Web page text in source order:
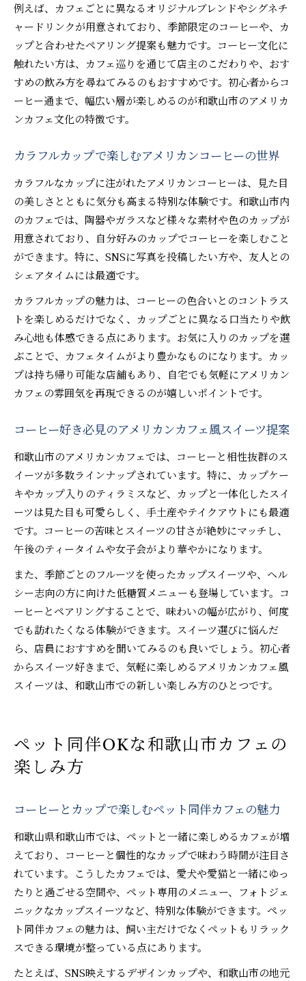
例えば、カフェごとに異なるオリジナルブレンドやシグネチ
ャードリンクが用意されており、季節限定のコーヒーや、カ
ップと合わせたペアリング提案も魅力です。コーヒー文化に
触れたい方は、カフェ巡りを通じて店主のこだわりや、おす
すめの飲み方を尋ねてみるのもおすすめです。初心者からコ
ーヒー通まで、幅広い層が楽しめるのが和歌山市のアメリカ
ンカフェ文化の特徴です。
カラフルカップで楽しむアメリカンコーヒーの世界
カラフルなカップに注がれたアメリカンコーヒーは、見た目
の美しさとともに気分も高まる特別な体験です。和歌山市内
のカフェでは、陶器やガラスなど様々な素材や色のカップが
用意されており、自分好みのカップでコーヒーを楽しむこと
ができます。特に、SNSに写真を投稿したい方や、友人との
シェアタイムには最適です。
カラフルカップの魅力は、コーヒーの色合いとのコントラス
トを楽しめるだけでなく、カップごとに異なる口当たりや飲
み心地も体感できる点にあります。お気に入りのカップを選
ぶことで、カフェタイムがより豊かなものになります。カッ
プは持ち帰り可能な店舗もあり、自宅でも気軽にアメリカン
カフェの雰囲気を再現できるのが嬉しいポイントです。
コーヒー好き必見のアメリカンカフェ風スイーツ提案
和歌山市のアメリカンカフェでは、コーヒーと相性抜群のス
イーツが多数ラインナップされています。特に、カップケー
キやカップ入りのティラミスなど、カップと一体化したスイ
ーツは見た目も可愛らしく、手土産やテイクアウトにも最適
です。コーヒーの苦味とスイーツの甘さが絶妙にマッチし、
午後のティータイムや女子会がより華やかになります。
また、季節ごとのフルーツを使ったカップスイーツや、ヘル
シー志向の方に向けた低糖質メニューも登場しています。コ
ーヒーとペアリングすることで、味わいの幅が広がり、何度
でも訪れたくなる体験ができます。スイーツ選びに悩んだ
ら、店員におすすめを聞いてみるのも良いでしょう。初心者
からスイーツ好きまで、気軽に楽しめるアメリカンカフェ風
スイーツは、和歌山市での新しい楽しみ方のひとつです。
ペット同伴OKな和歌山市カフェの
楽しみ方
コーヒーとカップで楽しむペット同伴カフェの魅力
和歌山県和歌山市では、ペットと一緒に楽しめるカフェが増
えており、コーヒーと個性的なカップで味わう時間が注目さ
れています。こうしたカフェでは、愛犬や愛猫と一緒にゆっ
たりと過ごせる空間や、ペット専用のメニュー、フォトジェ
ニックなカップスイーツなど、特別な体験ができます。ペッ
ト同伴カフェの魅力は、飼い主だけでなくペットもリラック
スできる環境が整っている点にあります。
たとえば、SNS映えするデザインカップや、和歌山市の地元